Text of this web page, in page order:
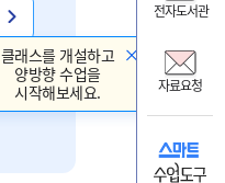
클래스를 개설하고
양방향 수업을
시작해보세요.
전자도서관
자료요청
온리원
자료요